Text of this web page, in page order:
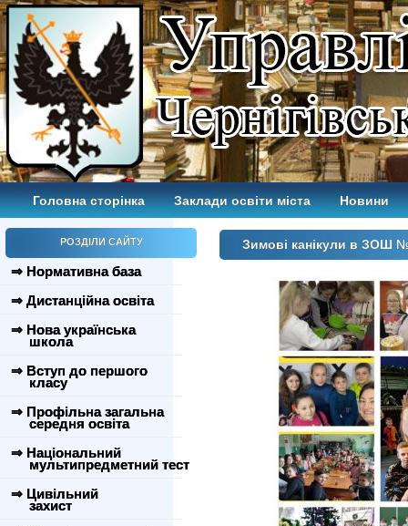
Головна сторінка Заклади освіти міста Новини
РОЗДІЛИ САЙТУ
⇒ Нормативна база
⇒ Дистанційна освіта
⇒ Нова українська
школа
⇒ Вступ до першого
класу
⇒ Профільна загальна
середня освіта
⇒ Національний
мультипредметний тест
⇒ Цивільний
захист
Зимові канікули в ЗОШ